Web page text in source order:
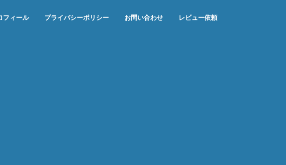
フィール プライバシーポリシー お問い合わせ レビュー依頼